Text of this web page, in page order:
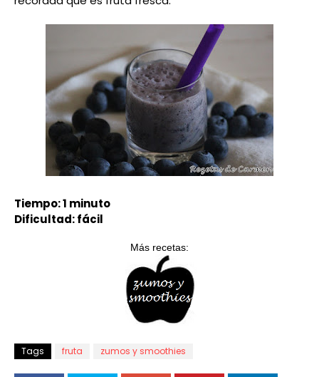
Tiempo: 1 minuto
Dificultad: fácil
Más recetas:
Tags fruta zumos y smoothies